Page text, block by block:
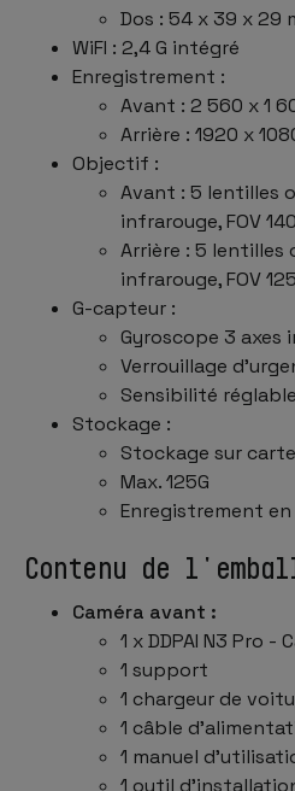
Dos : 54 x 39 x 29
WiFI : 2,4 G intégré
Enregistrement :
Avant : 2 560 x 1
Arrière : 1920 x
Objectif :
Avant : 5 lentilles
infrarouge, FOV
Arrière : 5 lentilles
infrarouge, FOV
G-capteur :
Gyroscope 3 axes
Verrouillage
Sensibilité
Stockage :
Stockage sur
Max. 125G
Enregistrement
Contenu de
Caméra avant :
1 x DDPAI N3 Pro
1 support
1 chargeur de
1 câble
1 manuel
1 outil